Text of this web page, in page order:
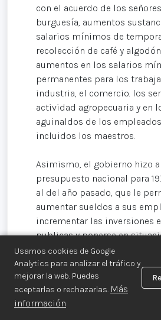
Usamos cookies de Google
Analytics para analizar el tráfico y
mejorar la web. Puedes
aceptarlas o rechazarlas. Más
información
con el acuerdo de los
burguesía, aumentos
salarios mínimos de
recolección de café y
aumentos en los salarios
permanentes para los
industria, el comercio. los
actividad agropecuaria y en
aguinaldos de los
incluidos los maestros.
Asimismo, el gobierno hizo
presupuesto nacional para
al del año pasado, que le
aumentar sueldos a sus
incrementar las inversiones
publicas y ponerse en
una parte del extenso
especialmente en actividades
construcción.
A consecuencia del